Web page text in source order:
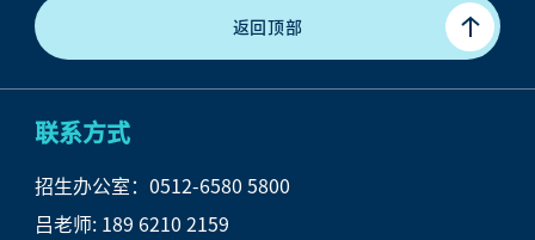
返回顶部
联系方式
招生办公室：0512-6580 5800
吕老师: 189 6210 2159